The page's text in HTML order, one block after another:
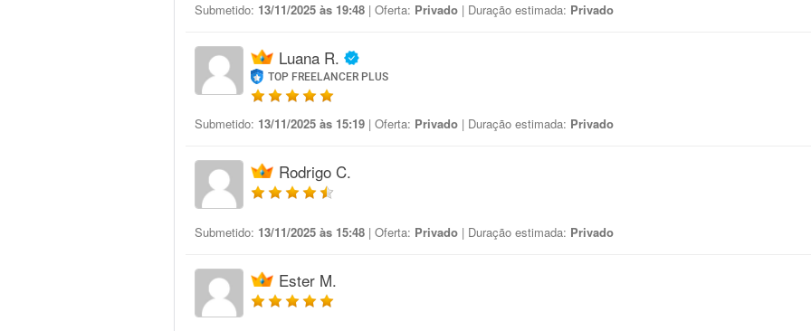
Submetido: 13/11/2025 às 19:48 | Oferta: Privado | Duração estimada: Privado
Luana R.
TOP FREELANCER PLUS
Submetido: 13/11/2025 às 15:19 | Oferta: Privado | Duração estimada: Privado
Rodrigo C.
Submetido: 13/11/2025 às 15:48 | Oferta: Privado | Duração estimada: Privado
Ester M.